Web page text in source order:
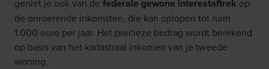
geniet je ook van de federale gewone interestaftrek op
de onroerende inkomsten, die kan oplopen tot ruim
1.000 euro per jaar. Het precieze bedrag wordt berekend
op basis van het kadastraal inkomen van je tweede
woning.